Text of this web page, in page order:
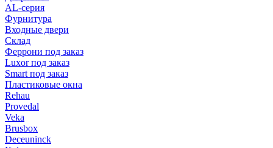
AL-серия
Фурнитура
Входные двери
Склад
Феррони под заказ
Luxor под заказ
Smart под заказ
Пластиковые окна
Rehau
Provedal
Veka
Brusbox
Deceuninck